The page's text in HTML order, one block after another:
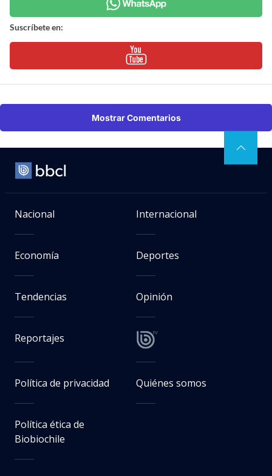
Suscríbete en:
Mostrar Comentarios
Nacional Internacional
Economía Deportes
Tendencias Opinión
Reportajes
Política de privacidad Quiénes somos
Política ética de
Biobiochile